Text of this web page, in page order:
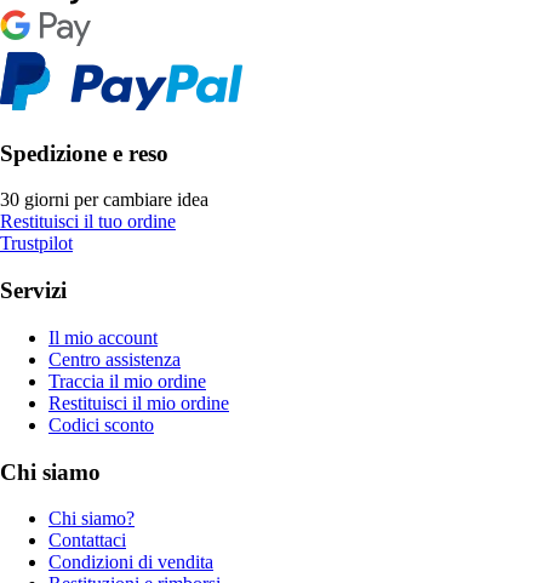
Spedizione e reso
30 giorni per cambiare idea
Restituisci il tuo ordine
Trustpilot
Servizi
Il mio account
Centro assistenza
Traccia il mio ordine
Restituisci il mio ordine
Codici sconto
Chi siamo
Chi siamo?
Contattaci
Condizioni di vendita